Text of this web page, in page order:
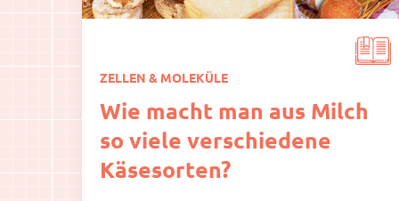
ZELLEN & MOLEKÜLE
Wie macht man aus Milch
so viele verschiedene
Käsesorten?